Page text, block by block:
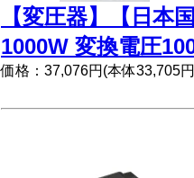
【変圧器】【日本
1000W 変換電圧
価格：37,076円(本体33,705